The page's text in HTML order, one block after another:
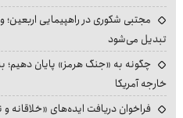
مجتبی شکوری در راهپیمایی اربعین؛
تبدیل می‌شود
چگونه به «جنگ هرمز» پایان دهیم؛
خارجه آمریکا
فراخوان دریافت ایده‌های «خلاقانه و